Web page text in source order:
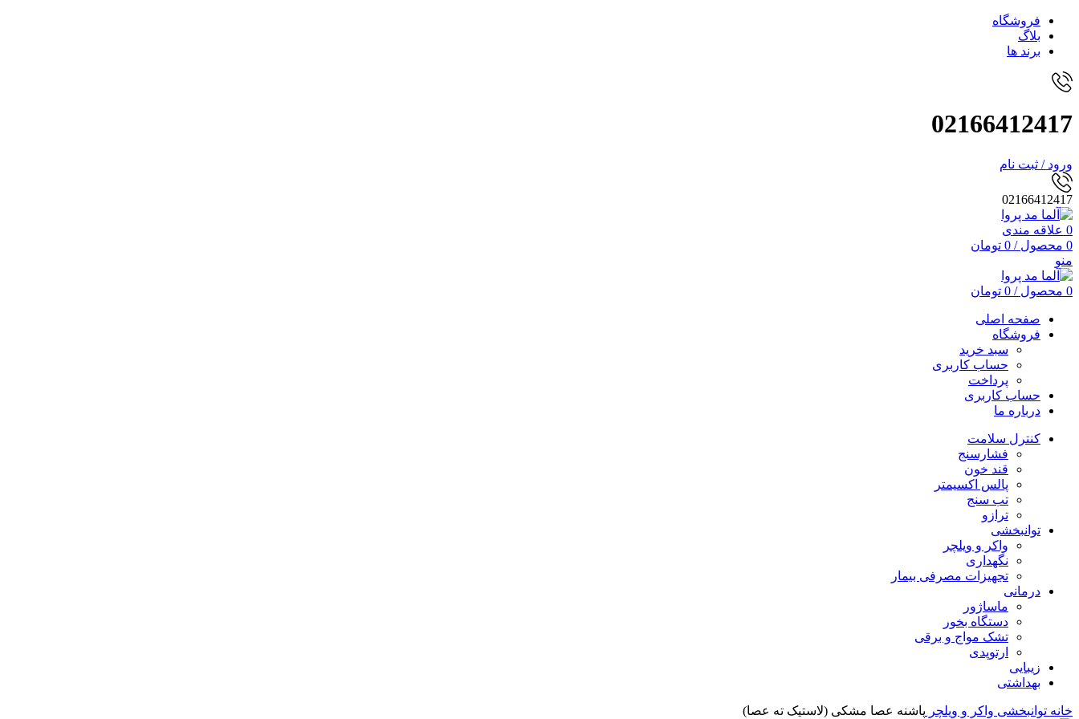
فروشگاه
بلاگ
برند ها
02166412417
ورود / ثبت نام
02166412417
0 علاقه مندی
0 محصول /
0 تومان
منو
0 محصول /
0 تومان
صفحه اصلی
فروشگاه
سبد خرید
حساب کاربری
پرداخت
حساب کاربری
درباره ما
کنترل سلامت
فشارسنج
قند خون
پالس اکسیمتر
تب سنج
ترازو
توانبخشی
واکر و ویلچر
نگهداری
تجهیزات مصرفی بیمار
درمانی
ماساژور
دستگاه بخور
تشک مواج و برقی
ارتوپدی
زیبایی
بهداشتی
خانه توانبخشی واکر و ویلچر پاشنه عصا مشکی (لاستیک ته عصا)